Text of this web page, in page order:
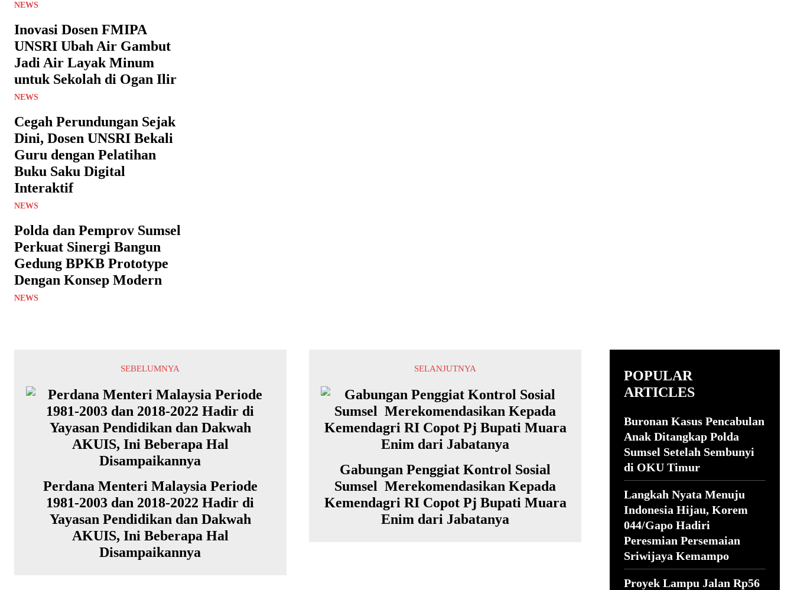
NEWS
Inovasi Dosen FMIPA
UNSRI Ubah Air Gambut
Jadi Air Layak Minum
untuk Sekolah di Ogan Ilir
NEWS
Cegah Perundungan Sejak
Dini, Dosen UNSRI Bekali
Guru dengan Pelatihan
Buku Saku Digital
Interaktif
NEWS
Polda dan Pemprov Sumsel
Perkuat Sinergi Bangun
Gedung BPKB Prototype
Dengan Konsep Modern
NEWS
SEBELUMNYA
Perdana Menteri Malaysia Periode
1981-2003 dan 2018-2022 Hadir di
Yayasan Pendidikan dan Dakwah
AKUIS, Ini Beberapa Hal
Disampaikannya
SELANJUTNYA
Gabungan Penggiat Kontrol Sosial
Sumsel Merekomendasikan Kepada
Kemendagri RI Copot Pj Bupati Muara
Enim dari Jabatanya
POPULAR
ARTICLES
Buronan Kasus Pencabulan
Anak Ditangkap Polda
Sumsel Setelah Sembunyi
di OKU Timur
Langkah Nyata Menuju
Indonesia Hijau, Korem
044/Gapo Hadiri
Peresmian Persemaian
Sriwijaya Kemampo
Proyek Lampu Jalan Rp56